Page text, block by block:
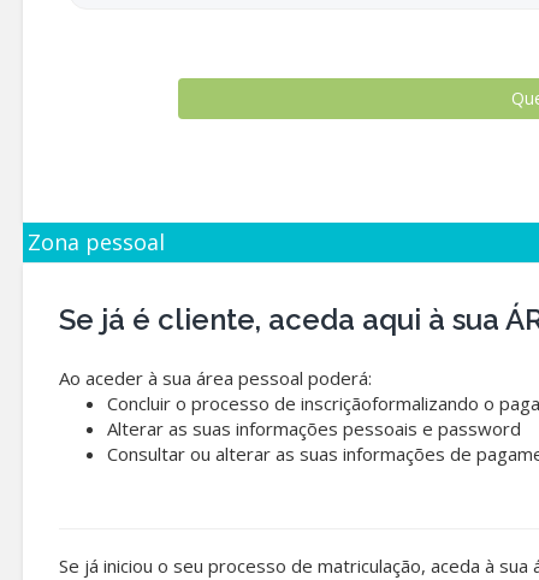
Zona pessoal
Se já é cliente, aceda aqui à sua
Ao aceder à sua área pessoal poderá:
Concluir o processo de inscriçãoformalizando o
Alterar as suas informações pessoais e password
Consultar ou alterar as suas informações de
Se já iniciou o seu processo de matriculação, aceda à